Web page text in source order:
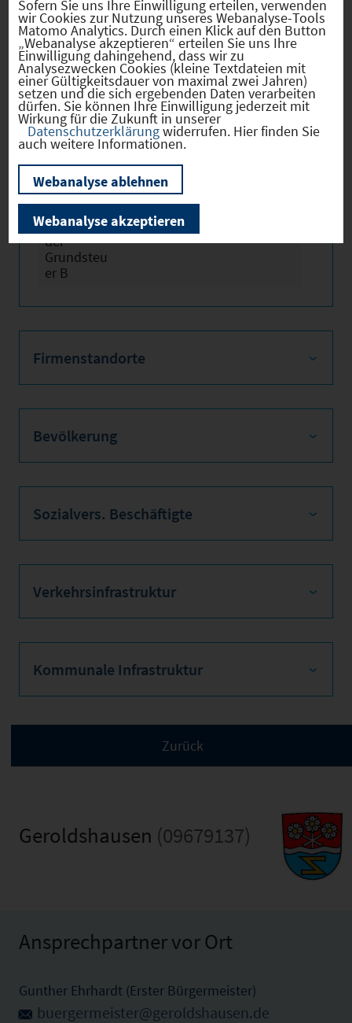
Hebesätze
Gewerbest
euerhebes
atz
2024
Hebesatz
der
Grundsteu
er B
2024
Firmenstandorte
Bevölkerung
Sozialvers. Beschäftigte
Verkehrsinfrastruktur
Kommunale Infrastruktur
Geroldshausen (09679137)
Ansprechpartner vor Ort
Gunther Ehrhardt (Erster Bürgermeister)
buergermeister@geroldshausen.de
Sofern Sie uns Ihre Einwilligung erteilen, verwenden
wir Cookies zur Nutzung unseres Webanalyse-Tools
Matomo Analytics. Durch einen Klick auf den Button
„Webanalyse akzeptieren“ erteilen Sie uns Ihre
Einwilligung dahingehend, dass wir zu
Analysezwecken Cookies (kleine Textdateien mit
einer Gültigkeitsdauer von maximal zwei Jahren)
setzen und die sich ergebenden Daten verarbeiten
dürfen. Sie können Ihre Einwilligung jederzeit mit
Wirkung für die Zukunft in unserer
Datenschutzerklärungwiderrufen. Hier finden Sie
auch weitere Informationen.
Webanalyse ablehnen
Webanalyse akzeptieren